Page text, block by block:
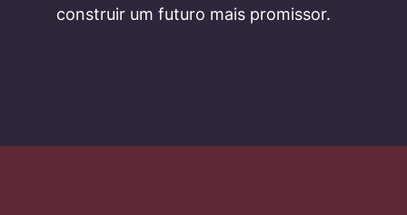
construir um futuro mais promissor.